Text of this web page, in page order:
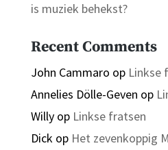
is muziek behekst?
Recent Comments
John Cammaro op Linkse
Annelies Dölle-Geven op
Willyop Linkse fratsen
Dickop Het zevenkoppig